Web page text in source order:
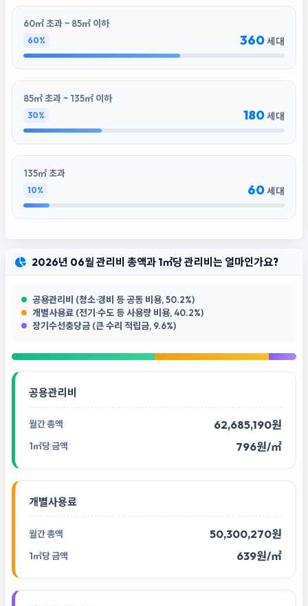
60㎡ 초과 ~ 85㎡ 이하
60% 360세대
85㎡ 초과 ~ 135㎡ 이하
30% 180세대
135㎡ 초과
10% 60세대
2026년 06월 관리비 총액과 1㎡당 관리비는 얼마인가요?
공용관리비 (청소·경비 등 공동 비용, 50.2%)
개별사용료 (전기·수도 등 사용량 비용, 40.2%)
장기수선충당금 (큰 수리 적립금, 9.6%)
공용관리비
62,685,190원
796원/㎡
개별사용료
50,300,270원
639원/㎡